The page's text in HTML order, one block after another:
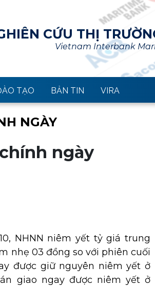
CỨU THỊ
Vietnam Interbank
TẠO BẢN TIN VIRA
NGÀY
ngày
NHNN niêm yết tỷ giá trung
nhẹ 03 đồng so với phiên cuối
được giữ nguyên niêm yết ở
giao ngay được niêm yết ở